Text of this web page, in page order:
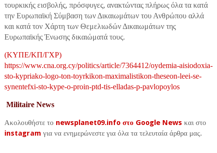
τουρκικής εισβολής, πρόσφυγες, ανακτώντας πλήρως όλα τα κατά
την Ευρωπαϊκή Σύμβαση των Δικαιωμάτων του Ανθρώπου αλλά
και κατά τον Χάρτη των Θεμελιωδών Δικαιωμάτων της
Ευρωπαϊκής Ένωσης δικαιώματά τους.
(ΚΥΠΕ/ΚΠ/ΓΧΡ)
https://www.cna.org.cy/politics/article/7364412/oydemia-aisiodoxia-
sto-kypriako-logo-ton-toyrkikon-maximalistikon-theseon-leei-se-
synentefxi-sto-kype-o-proin-ptd-tis-elladas-p-pavlopoylos
Militaire News
Ακολουθήστε το newsplanet09.info στο Google News και στο
instagram για να ενημερώνεστε για όλα τα τελευταία άρθρα μας.